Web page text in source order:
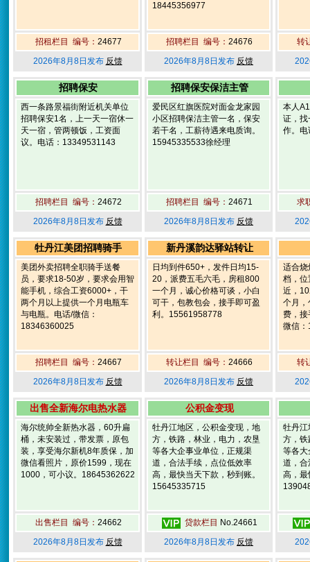
招租栏目 编号： 24677
2026年8月8日发布 反馈
18445356977
招聘栏目 编号： 24676
2026年8月8日发布 反馈
转
招聘保安
西一条路景福街附近机关单位
招聘保安1名，上一天一宿休一
天一宿，管两顿饭，工资面
议。电话：13349531143
招聘栏目 编号： 24672
2026年8月8日发布 反馈
招聘保安保洁主管
爱民区红旗医院对面金龙家园
小区招聘保洁主管一名，保安
若干名，工薪待遇来电质询。
15945335533徐经理
招聘栏目 编号： 24671
2026年8月8日发布 反馈
本人
证，找
作。
求
牡丹江美团招聘骑手
美团外卖招聘全职骑手送餐
员，要求18-50岁，要求会用智
能手机，综合工资6000+，干
两个月以上提供一个月电瓶车
与电瓶。电话/微信：
18346360025
招聘栏目 编号： 24667
2026年8月8日发布 反馈
新丹溪韵达驿站转让
日均到件650+，发件日均15-
20，派费五毛六毛，房租800
一个月，诚心价格可谈，小白
可干，包教包会，接手即可盈
利。15561958778
转让栏目 编号： 24666
2026年8月8日发布 反馈
适合烧
档，位
近，
个月，
费，
微信
转
出售全新海尔电热水器
海尔统帅全新热水器，60升扁
桶，未安装过，带发票，原包
装，享受海尔新机8年质保，加
微信看照片，原价1599，现在
1000，可小议。18645362622
出售栏目 编号： 24662
2026年8月8日发布 反馈
公积金变现
牡丹江地区，公积金变现，地
方，铁路，林业，电力，农垦
等各大企事业单位，正规渠
道，合法手续，点位低效率
高，最快当天下款，秒到账。
15645335715
贷款栏目 No.24661
2026年8月8日发布 反馈
牡丹江
方，铁
等各大
道，合
高，最